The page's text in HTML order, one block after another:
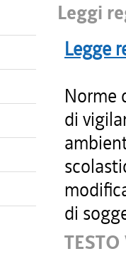
Leggi
Legge
Norme
di
di